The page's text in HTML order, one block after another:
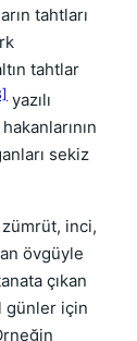
tahtları
tahtlar
yazılı
sekiz
zümrüt, inci,
övgüyle
çıkan
günler için